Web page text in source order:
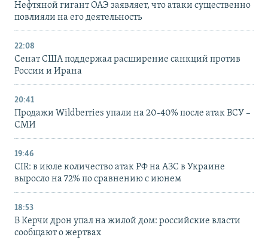
Нефтяной гигант ОАЭ заявляет, что атаки существенно
повлияли на его деятельность
22:08
Сенат США поддержал расширение санкций против
России и Ирана
20:41
Продажи Wildberries упали на 20-40% после атак ВСУ –
СМИ
19:46
CIR: в июле количество атак РФ на АЗС в Украине
выросло на 72% по сравнению с июнем
18:53
В Керчи дрон упал на жилой дом: российские власти
сообщают о жертвах